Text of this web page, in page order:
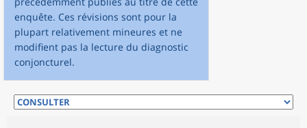
enquête. Ces révisions sont pour la
plupart relativement mineures et ne
modifient pas la lecture du diagnostic
conjoncturel.